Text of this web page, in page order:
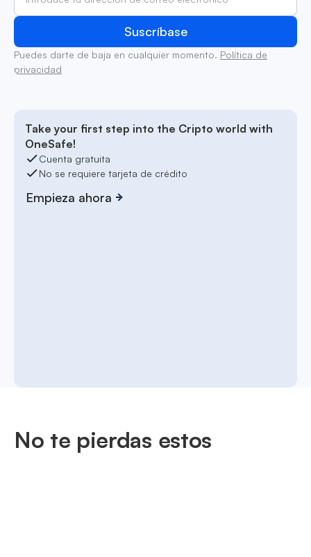
Puedes darte de baja en cualquier momento. Política de
privacidad
Take your first step into the Cripto world with
OneSafe!
Cuenta gratuita
No se requiere tarjeta de crédito
Empieza ahora
No te pierdas estos